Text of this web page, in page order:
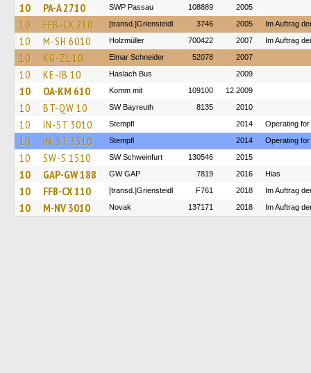
10 PA-A 2710 SWP Passau 108889 2005
10 FFB-CX 210 [transd.]Griensteidl 3746 2005 Im Auftrag
10 M-SH 6010 Holzmüller 700422 2007 Im Auftrag
10 KG-ZL 10 Elmar Schneider 52078 2007
10 KE-IB 10 Haslach Bus 2009
10 OA-KM 610 Komm mit 109100 12.2009
10 BT-QW 10 SW Bayreuth 8135 2010
10 IN-ST 3010 Stempfl 2014 Operating
10 IN-ST 3310 Stempfl 2014 Operating
10 SW-S 1510 SW Schweinfurt 130546 2015
10 GAP-GW 188 GW GAP 7819 2016 Hias
10 FFB-CX 110 [transd.]Griensteidl F761 2018 Im Auftrag
10 M-NV 3010 Novak 137171 2018 Im Auftrag